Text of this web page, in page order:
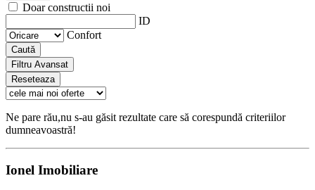
Doar constructii noi
ID
Confort
Caută
Filtru Avansat
Reseteaza
Ne pare rău,nu s-au găsit rezultate care să corespundă criteriilor
dumneavoastră!
Ionel Imobiliare